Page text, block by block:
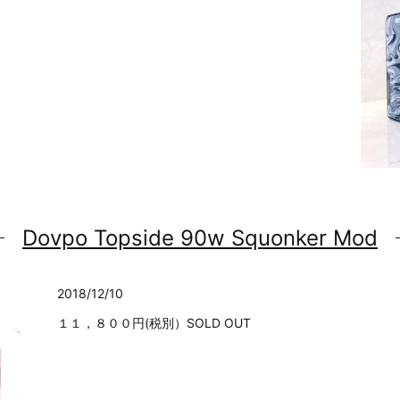
Dovpo Topside 90w Squonker Mod
2018/12/10
１１，８００円(税別）SOLD OUT